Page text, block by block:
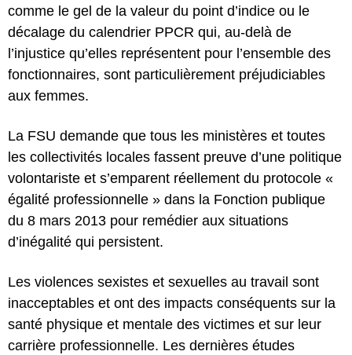
comme le gel de la valeur du point d’indice ou le
décalage du calendrier PPCR qui, au-delà de
l’injustice qu’elles représentent pour l’ensemble des
fonctionnaires, sont particulièrement préjudiciables
aux femmes.
La FSU demande que tous les ministères et toutes
les collectivités locales fassent preuve d’une politique
volontariste et s’emparent réellement du protocole «
égalité professionnelle » dans la Fonction publique
du 8 mars 2013 pour remédier aux situations
d’inégalité qui persistent.
Les violences sexistes et sexuelles au travail sont
inacceptables et ont des impacts conséquents sur la
santé physique et mentale des victimes et sur leur
carrière professionnelle. Les dernières études